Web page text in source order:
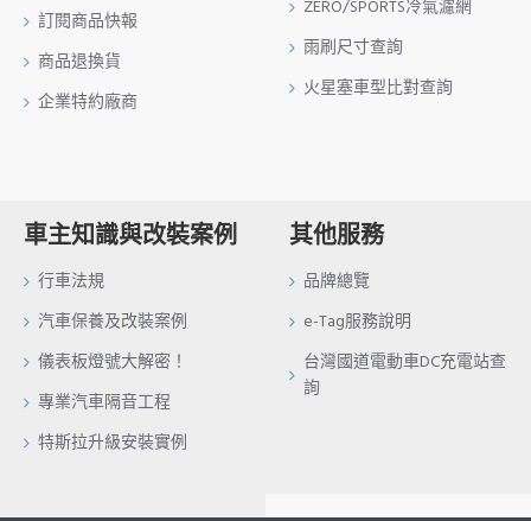
訂閱商品快報
商品退換貨
企業特約廠商
ZERO/SPORTS冷氣濾網
雨刷尺寸查詢
火星塞車型比對查詢
車主知識與改裝案例
行車法規
汽車保養及改裝案例
儀表板燈號大解密！
專業汽車隔音工程
特斯拉升級安裝實例
其他服務
品牌總覽
e-Tag服務說明
台灣國道電動車DC充電站查
詢